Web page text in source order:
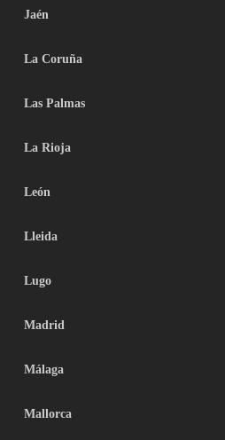
Jaén
La Coruña
Las Palmas
La Rioja
León
Lleida
Lugo
Madrid
Málaga
Mallorca